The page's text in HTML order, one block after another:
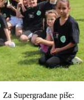
Za Supergrađane piše: